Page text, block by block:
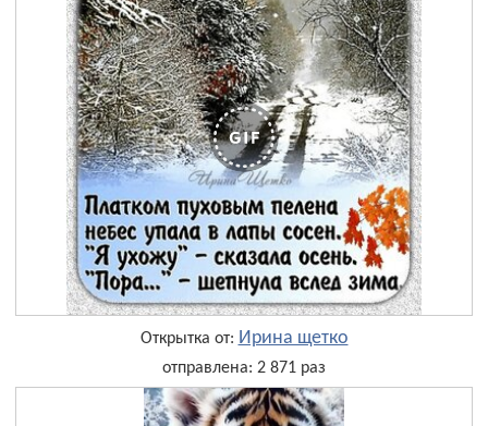
Открытка от: Ирина щетко
отправлена: 2 871 раз